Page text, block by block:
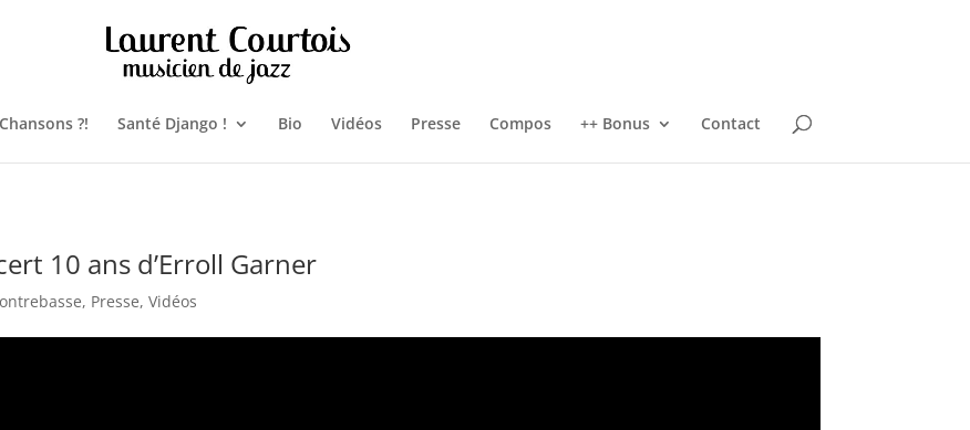
Chansons ?! Santé Django ! Bio Vidéos Presse Compos ++ Bonus Contact
10 ans d’Erroll Garner
, Presse,Vidéos